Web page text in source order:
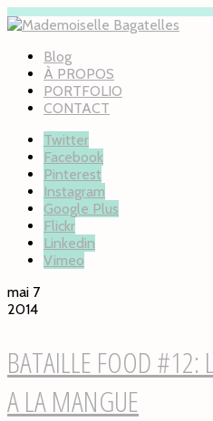
Blog
À PROPOS
PORTFOLIO
CONTACT
Twitter
Facebook
Pinterest
Instagram
Google Plus
Flickr
Linkedin
Vimeo
mai 7
2014
BATAILLE FOOD #12:
A LA MANGUE